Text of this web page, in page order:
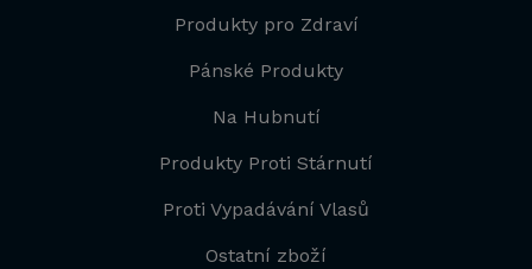
Produkty pro Zdraví
Pánské Produkty
Na Hubnutí
Produkty Proti Stárnutí
Proti Vypadávání Vlasů
Ostatní zboží